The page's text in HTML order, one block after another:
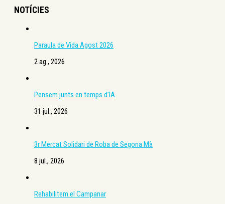
NOTÍCIES
Paraula de Vida Agost 2026
2 ag., 2026
Pensem junts en temps d’IA
31 jul., 2026
3r Mercat Solidari de Roba de Segona Mà
8 jul., 2026
Rehabilitem el Campanar